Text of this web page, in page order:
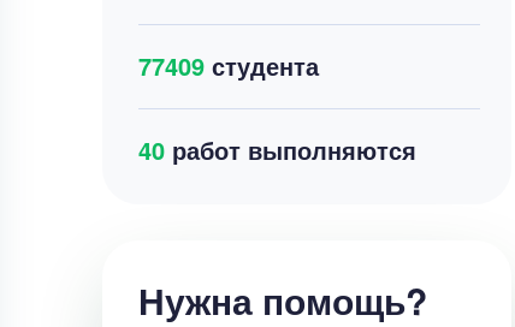
77409студента
44работ выполняются
Нужна помощь?